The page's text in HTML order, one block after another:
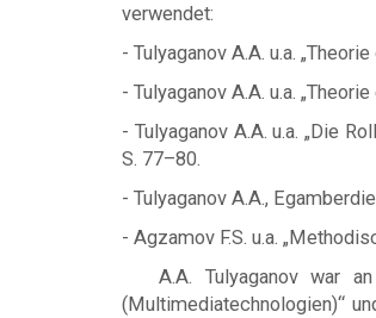
verwendet:
- Tulyaganov A.A. u.a.
- Tulyaganov A.A. u.a.
- Tulyaganov A.A. u.a. „Die
S. 77–80.
- Tulyaganov A.A.,
- Agzamov F.S. u.a.
A.A. Tulyaganov war an
(Multimediatechnologien)“